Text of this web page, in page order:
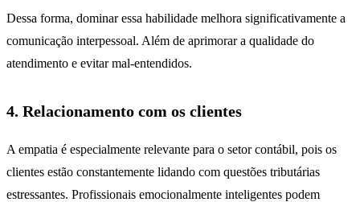
Dessa forma, dominar essa habilidade melhora significativamente a
comunicação interpessoal. Além de aprimorar a qualidade do
atendimento e evitar mal-entendidos.
4. Relacionamento com os clientes
A empatia é especialmente relevante para o setor contábil, pois os
clientes estão constantemente lidando com questões tributárias
estressantes. Profissionais emocionalmente inteligentes podem